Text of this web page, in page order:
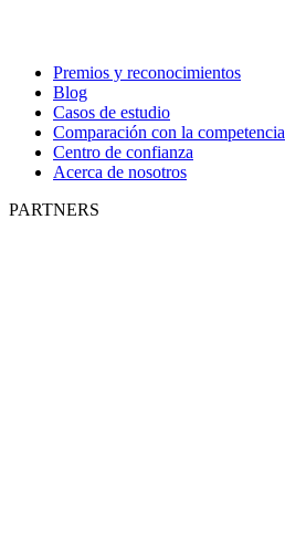
Premios y reconocimientos
Blog
Casos de estudio
Comparación con la competencia
Centro de confianza
Acerca de nosotros
PARTNERS